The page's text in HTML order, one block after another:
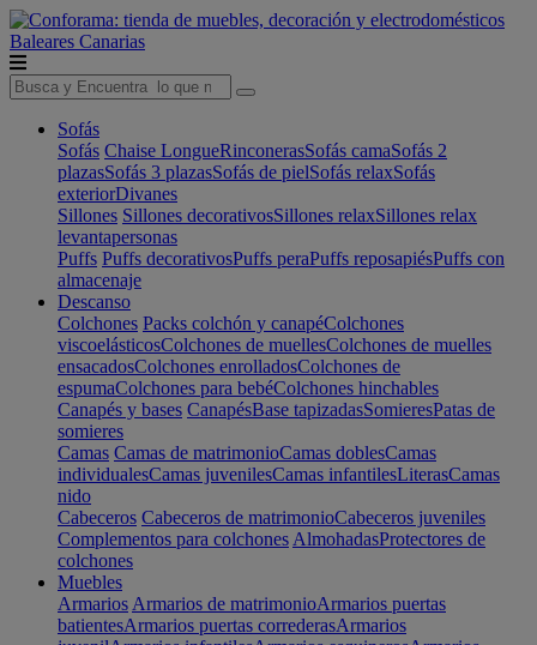
Baleares Canarias
Sofás
Sofás Chaise LongueRinconerasSofás camaSofás 2
plazasSofás 3 plazasSofás de pielSofás relaxSofás
exteriorDivanes
Sillones Sillones decorativosSillones relaxSillones relax
levantapersonas
Puffs Puffs decorativosPuffs peraPuffs reposapiésPuffs con
almacenaje
Descanso
Colchones Packs colchón y canapéColchones
viscoelásticosColchones de muellesColchones de muelles
ensacadosColchones enrolladosColchones de
espumaColchones para bebéColchones hinchables
Canapés y bases CanapésBase tapizadasSomieresPatas de
somieres
Camas Camas de matrimonioCamas doblesCamas
individualesCamas juvenilesCamas infantilesLiterasCamas
nido
Cabeceros Cabeceros de matrimonioCabeceros juveniles
Complementos para colchones AlmohadasProtectores de
colchones
Muebles
Armarios Armarios de matrimonioArmarios puertas
batientesArmarios puertas correderasArmarios